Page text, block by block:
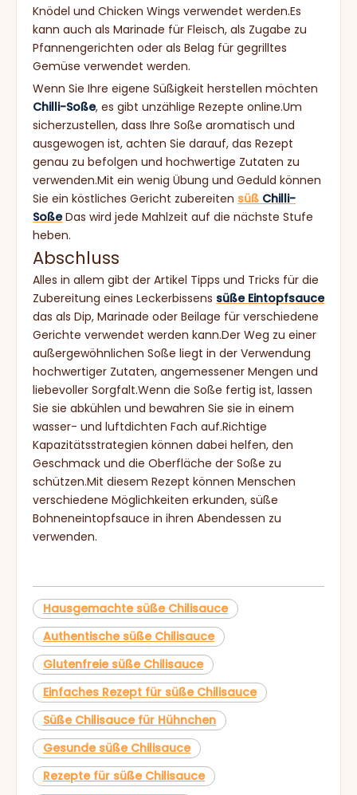
Knödel und Chicken Wings verwendet werden.Es
kann auch als Marinade für Fleisch, als Zugabe zu
Pfannengerichten oder als Belag für gegrilltes
Gemüse verwendet werden.
Wenn Sie Ihre eigene Süßigkeit herstellen möchten
Chilli-Soße, es gibt unzählige Rezepte online.Um
sicherzustellen, dass Ihre Soße aromatisch und
ausgewogen ist, achten Sie darauf, das Rezept
genau zu befolgen und hochwertige Zutaten zu
verwenden.Mit ein wenig Übung und Geduld können
Sie ein köstliches Gericht zubereiten süß Chilli-
SoßeDas wird jede Mahlzeit auf die nächste Stufe
heben.
Abschluss
Alles in allem gibt der Artikel Tipps und Tricks für die
Zubereitung eines Leckerbissens süße Eintopfsauce
das als Dip, Marinade oder Beilage für verschiedene
Gerichte verwendet werden kann.Der Weg zu einer
außergewöhnlichen Soße liegt in der Verwendung
hochwertiger Zutaten, angemessener Mengen und
liebevoller Sorgfalt.Wenn die Soße fertig ist, lassen
Sie sie abkühlen und bewahren Sie sie in einem
wasser- und luftdichten Fach auf.Richtige
Kapazitätsstrategien können dabei helfen, den
Geschmack und die Oberfläche der Soße zu
schützen.Mit diesem Rezept können Menschen
verschiedene Möglichkeiten erkunden, süße
Bohneneintopfsauce in ihren Abendessen zu
verwenden.
Hausgemachte süße Chilisauce
Authentische süße Chilisauce
Glutenfreie süße Chilisauce
Einfaches Rezept für süße Chilisauce
Süße Chilisauce für Hühnchen
Gesunde süße Chilisauce
Rezepte für süße Chilisauce